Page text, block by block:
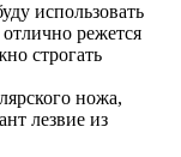
использовать
режется
строгать
ножа,
лезвие из